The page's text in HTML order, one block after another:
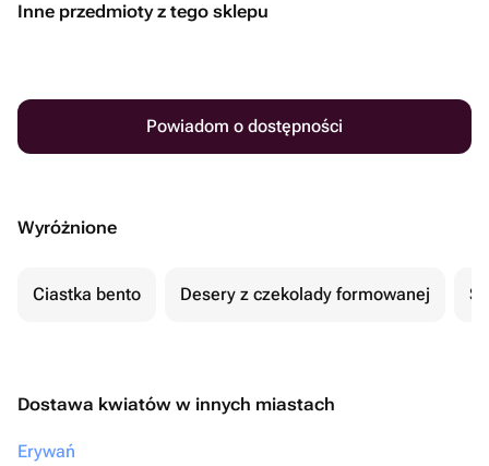
Inne przedmioty z tego sklepu
Powiadom o dostępności
Wyróżnione
Ciastka bento Desery z czekolady formowanej
Dostawa kwiatów w innych miastach
Erywań